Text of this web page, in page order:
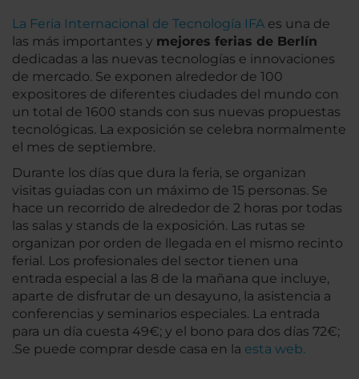
La Feria Internacional de Tecnología IFA es una de
las más importantes y mejores ferias de Berlín
dedicadas a las nuevas tecnologías e innovaciones
de mercado. Se exponen alrededor de 100
expositores de diferentes ciudades del mundo con
un total de 1600 stands con sus nuevas propuestas
tecnológicas. La exposición se celebra normalmente
el mes de septiembre.
Durante los días que dura la feria, se organizan
visitas guiadas con un máximo de 15 personas. Se
hace un recorrido de alrededor de 2 horas por todas
las salas y stands de la exposición. Las rutas se
organizan por orden de llegada en el mismo recinto
ferial. Los profesionales del sector tienen una
entrada especial a las 8 de la mañana que incluye,
aparte de disfrutar de un desayuno, la asistencia a
conferencias y seminarios especiales. La entrada
para un día cuesta 49€; y el bono para dos días 72€;
.Se puede comprar desde casa en la esta web.